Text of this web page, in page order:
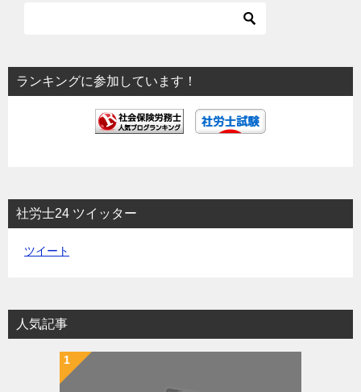
ョ
ン
ランキングに参加しています！
社労士24 ツイッター
ツイート
人気記事